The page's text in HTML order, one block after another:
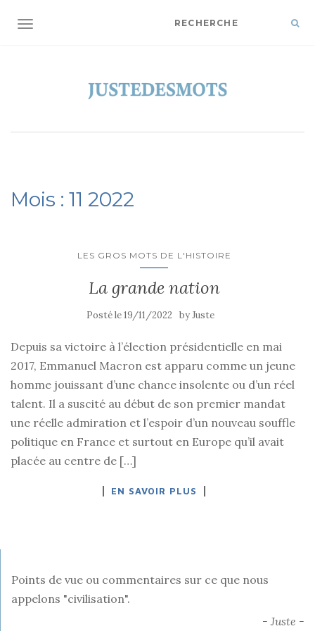
OUVRIR/FERMER LA NAVIGATION
Mois : 11 2022
LES GROS MOTS DE L'HISTOIRE
La grande nation
Posté le19/11/2022 byJuste
Depuis sa victoire à l’élection présidentielle en mai
2017, Emmanuel Macron est apparu comme un jeune
homme jouissant d’une chance insolente ou d’un réel
talent. Il a suscité au début de son premier mandat
une réelle admiration et l’espoir d’un nouveau souffle
politique en France et surtout en Europe qu’il avait
placée au centre de […]
EN SAVOIR PLUS
Points de vue ou commentaires sur ce que nous
appelons "civilisation".
- Juste -